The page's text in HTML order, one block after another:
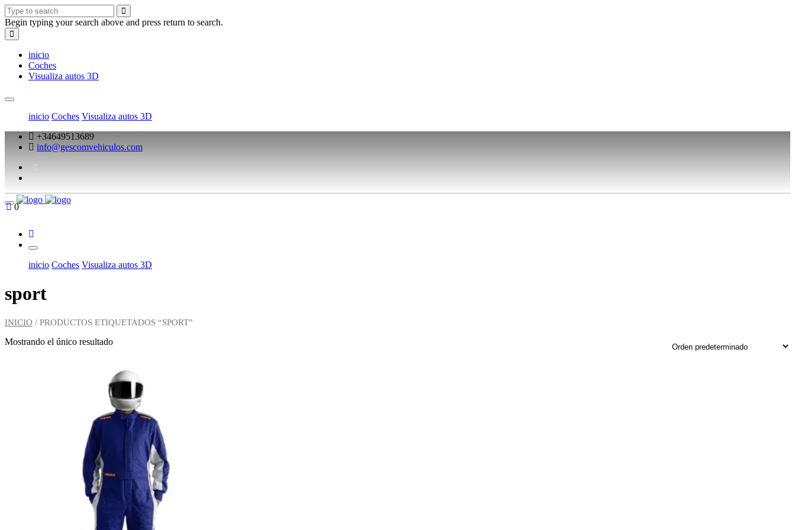
Begin typing your search above and press return to search.
inicio
Coches
Visualiza autos 3D
inicio Coches Visualiza autos 3D
+34649513689
info@gescomvehiculos.com
0
inicio Coches Visualiza autos 3D
sport
INICIO / PRODUCTOS ETIQUETADOS “SPORT”
Mostrando el único resultado